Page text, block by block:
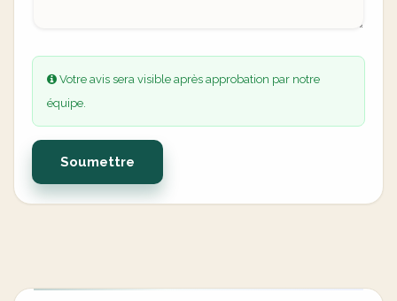
Votre avis sera visible après approbation par notre
équipe.
Soumettre